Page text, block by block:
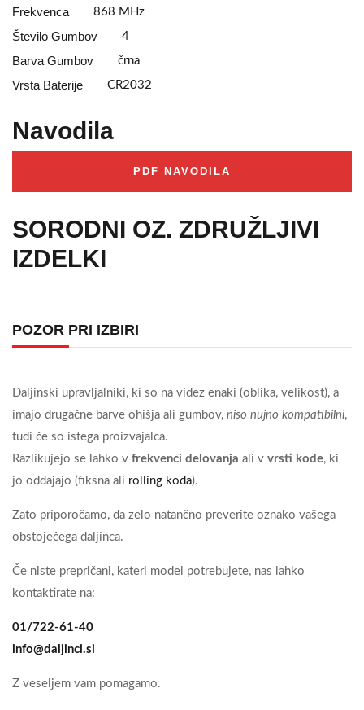
Frekvenca 868 MHz
Število Gumbov 4
Barva Gumbov črna
Vrsta Baterije CR2032
Navodila
PDF NAVODILA
SORODNI OZ. ZDRUŽLJIVI
IZDELKI
POZOR PRI IZBIRI
Daljinski upravljalniki, ki so na videz enaki (oblika, velikost), a
imajo drugačne barve ohišja ali gumbov, niso nujno kompatibilni,
tudi če so istega proizvajalca.
Razlikujejo se lahko v frekvenci delovanja ali v vrsti kode, ki
jo oddajajo (fiksna ali rolling koda).
Zato priporočamo, da zelo natančno preverite oznako vašega
obstoječega daljinca.
Če niste prepričani, kateri model potrebujete, nas lahko
kontaktirate na:
01/722-61-40
info@daljinci.si
Z veseljem vam pomagamo.